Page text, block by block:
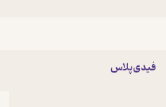
فیدی‌پلاس